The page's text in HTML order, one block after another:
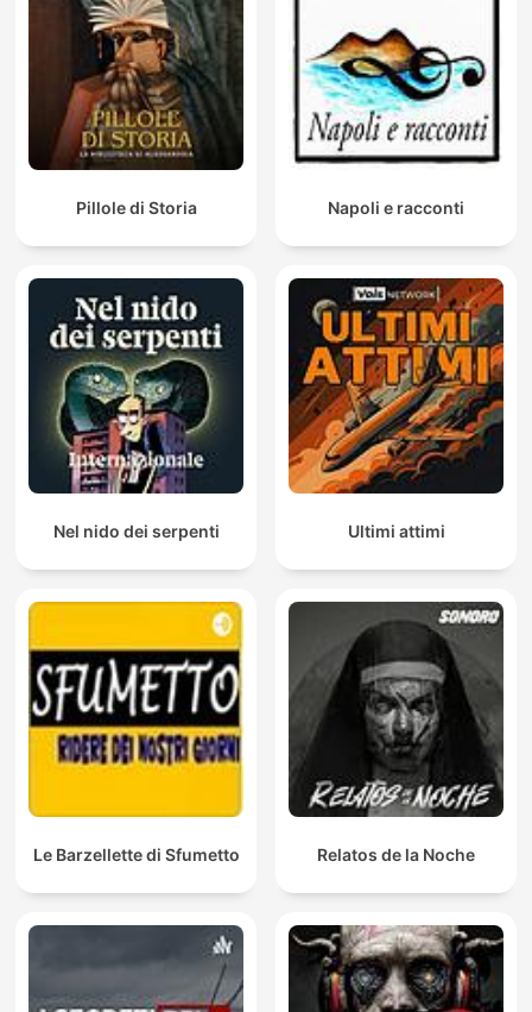
Pillole di Storia Napoli e racconti
Nel nido dei serpenti Ultimi attimi
Le Barzellette di Sfumetto Relatos de la Noche